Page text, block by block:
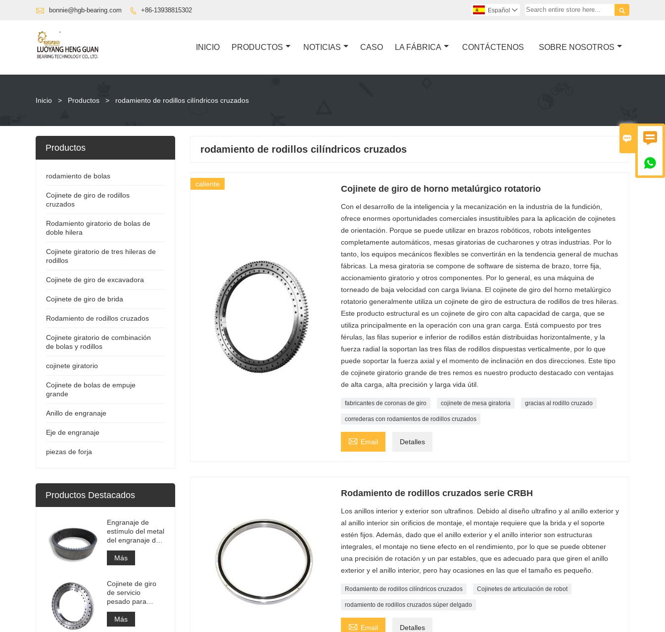
 

 bonnie@hgb-bearing.com  +86-13938815302 
Español 
INICIO PRODUCTOS NOTICIAS CASO LA FÁBRICA CONTÁCTENOS SOBRE NOSOTROS
Inicio > Productos > rodamiento de rodillos cilíndricos cruzados
rodamiento de rodillos cilíndricos cruzados
caliente Cojinete de giro de horno metalúrgico rotatorio
Con el desarrollo de la inteligencia y la mecanización en la industria de la fundición,
ofrece enormes oportunidades comerciales insustituibles para la aplicación de cojinetes
de orientación. Porque se puede utilizar en brazos robóticos, robots inteligentes
completamente automáticos, mesas giratorias de cucharones y otras industrias. Por lo
tanto, los equipos mecánicos flexibles se convertirán en la tendencia general de muchas
fábricas. La mesa giratoria se compone de software de sistema de brazo, torre fija,
accionamiento giratorio y otros componentes. Por lo general, es una máquina de
torneado de baja velocidad con carga liviana. El cojinete de giro del horno metalúrgico
rotatorio generalmente utiliza un cojinete de giro de estructura de rodillos de tres hileras.
Este producto estructural es un cojinete de giro con alta capacidad de carga, que se
utiliza principalmente en la operación con una gran carga. Está compuesto por tres
férulas, las filas superior e inferior de rodillos están distribuidas horizontalmente, y la
fuerza radial la soportan las tres filas de rodillos dispuestas verticalmente, por lo que
puede soportar la fuerza axial y el momento de inclinación en dos direcciones. Este tipo
de cojinete giratorio grande de tres remos es nuestro producto destacado con ventajas
de alta carga, alta precisión y larga vida útil.
fabricantes de coronas de giro cojinete de mesa giratoria gracias al rodillo cruzado
correderas con rodamientos de rodillos cruzados
 Email Detalles
Rodamiento de rodillos cruzados serie CRBH
Los anillos interior y exterior son ultrafinos. Debido al diseño ultrafino y al anillo exterior y
al anillo interior sin orificios de montaje, el montaje requiere que la brida y el soporte
estén fijos. Además, dado que el anillo exterior y el anillo interior son estructuras
integrales, el montaje no tiene efecto en el rendimiento, por lo que se puede obtener
una precisión de rotación y un par estables, que es adecuado para que giren el anillo
exterior y el anillo interior, pero hay ocasiones en las que el tamaño es pequeño.
Rodamiento de rodillos cilíndricos cruzados Cojinetes de articulación de robot
rodamiento de rodillos cruzados súper delgado
 Email Detalles
Productos
rodamiento de bolas
Cojinete de giro de rodillos
cruzados
Rodamiento giratorio de bolas de
doble hilera
Cojinete giratorio de tres hileras de
rodillos
Cojinete de giro de excavadora
Cojinete de giro de brida
Rodamiento de rodillos cruzados
Cojinete giratorio de combinación
de bolas y rodillos
cojinete giratorio
Cojinete de bolas de empuje
grande
Anillo de engranaje
Eje de engranaje
piezas de forja
Productos Destacados
Engranaje de
estímulo del metal
del engranaje de
la circunferencia
del engranaje
anular interno
precisión con el
tratamiento de
nitruración
Más
Cojinete de giro
de servicio
pesado para
equipos de grúas
portuarias
Más